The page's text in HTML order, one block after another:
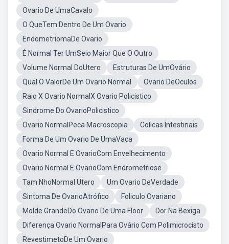
Ovario De UmaCavalo
O QueTem Dentro De Um Ovario
EndometriomaDe Ovario
É Normal Ter UmSeio Maior Que O Outro
Volume Normal DoUtero
Estruturas De UmOvário
Qual O ValorDe Um Ovario Normal
Ovario DeOculos
Raio X Ovario NormalX Ovario Policistico
Sindrome Do OvarioPolicistico
Ovario NormalPeca Macroscopia
Colicas Intestinais
Forma De Um Ovario De UmaVaca
Ovario Normal E OvarioCom Envelhecimento
Ovario Normal E OvarioCom Endrometriose
Tam NhoNormal Utero
Um Ovario DeVerdade
Sintoma De OvarioAtrófico
Foliculo Ovariano
Molde GrandeDo Ovario De Uma Floor
Dor Na Bexiga
Diferença Ovario NormalPara Ovário Com Polimicrocisto
RevestimetoDe Um Ovario